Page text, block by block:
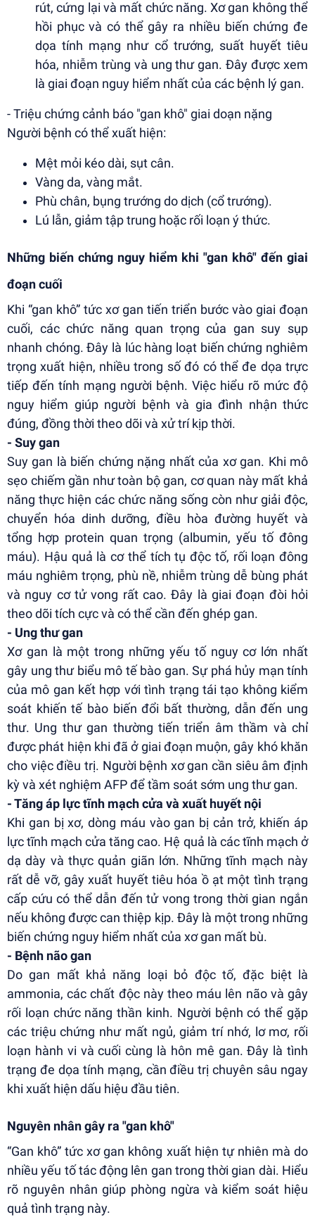
rút, cứng lại và mất chức năng. Xơ gan không thể
hồi phục và có thể gây ra nhiều biến chứng đe
dọa tính mạng như cổ trướng, suất huyết tiêu
hóa, nhiễm trùng và ung thư gan. Đây được xem
là giai đoạn nguy hiểm nhất của các bệnh lý gan.
- Triệu chứng cảnh báo "gan khô" giai doạn nặng
Người bệnh có thể xuất hiện:
Mệt mỏi kéo dài, sụt cân.
Vàng da, vàng mắt.
Phù chân, bụng trướng do dịch (cổ trướng).
Lú lẫn, giảm tập trung hoặc rối loạn ý thức.
Những biến chứng nguy hiểm khi "gan khô" đến giai
đoạn cuối
Khi “gan khô” tức xơ gan tiến triển bước vào giai đoạn
cuối, các chức năng quan trọng của gan suy sụp
nhanh chóng. Đây là lúc hàng loạt biến chứng nghiêm
trọng xuất hiện, nhiều trong số đó có thể đe dọa trực
tiếp đến tính mạng người bệnh. Việc hiểu rõ mức độ
nguy hiểm giúp người bệnh và gia đình nhận thức
đúng, đồng thời theo dõi và xử trí kịp thời.
- Suy gan
Suy gan là biến chứng nặng nhất của xơ gan. Khi mô
sẹo chiếm gần như toàn bộ gan, cơ quan này mất khả
năng thực hiện các chức năng sống còn như giải độc,
chuyển hóa dinh dưỡng, điều hòa đường huyết và
tổng hợp protein quan trọng (albumin, yếu tố đông
máu). Hậu quả là cơ thể tích tụ độc tố, rối loạn đông
máu nghiêm trọng, phù nề, nhiễm trùng dễ bùng phát
và nguy cơ tử vong rất cao. Đây là giai đoạn đòi hỏi
theo dõi tích cực và có thể cần đến ghép gan.
- Ung thư gan
Xơ gan là một trong những yếu tố nguy cơ lớn nhất
gây ung thư biểu mô tế bào gan. Sự phá hủy mạn tính
của mô gan kết hợp với tình trạng tái tạo không kiểm
soát khiến tế bào biến đổi bất thường, dẫn đến ung
thư. Ung thư gan thường tiến triển âm thầm và chỉ
được phát hiện khi đã ở giai đoạn muộn, gây khó khăn
cho việc điều trị. Người bệnh xơ gan cần siêu âm định
kỳ và xét nghiệm AFP để tầm soát sớm ung thư gan.
- Tăng áp lực tĩnh mạch cửa và xuất huyết nội
Khi gan bị xơ, dòng máu vào gan bị cản trở, khiến áp
lực tĩnh mạch cửa tăng cao. Hệ quả là các tĩnh mạch ở
dạ dày và thực quản giãn lớn. Những tĩnh mạch này
rất dễ vỡ, gây xuất huyết tiêu hóa ồ ạt một tình trạng
cấp cứu có thể dẫn đến tử vong trong thời gian ngắn
nếu không được can thiệp kịp. Đây là một trong những
biến chứng nguy hiểm nhất của xơ gan mất bù.
- Bệnh não gan
Do gan mất khả năng loại bỏ độc tố, đặc biệt là
ammonia, các chất độc này theo máu lên não và gây
rối loạn chức năng thần kinh. Người bệnh có thể gặp
các triệu chứng như mất ngủ, giảm trí nhớ, lơ mơ, rối
loạn hành vi và cuối cùng là hôn mê gan. Đây là tình
trạng đe dọa tính mạng, cần điều trị chuyên sâu ngay
khi xuất hiện dấu hiệu đầu tiên.
Nguyên nhân gây ra "gan khô"
“Gan khô” tức xơ gan không xuất hiện tự nhiên mà do
nhiều yếu tố tác động lên gan trong thời gian dài. Hiểu
rõ nguyên nhân giúp phòng ngừa và kiểm soát hiệu
quả tình trạng này.